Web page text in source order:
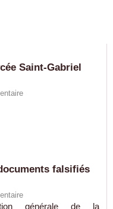
Saint-Gabriel
falsifiés
générale de la